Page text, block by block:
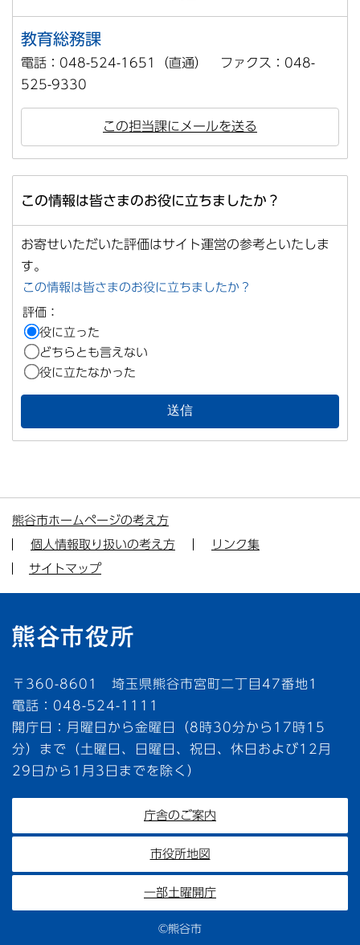
教育総務課
電話：048-524-1651（直通） ファクス：048-
525-9330
この担当課にメールを送る
この情報は皆さまのお役に立ちましたか？
お寄せいただいた評価はサイト運営の参考といたしま
す。
この情報は皆さまのお役に立ちましたか？
評価：
役に立った
どちらとも言えない
役に立たなかった
熊谷市ホームページの考え方
個人情報取り扱いの考え方
リンク集
サイトマップ
〒360-8601 埼玉県熊谷市宮町二丁目47番地1
電話：048-524-1111
開庁日：月曜日から金曜日（8時30分から17時15
分）まで（土曜日、日曜日、祝日、休日および12月
29日から1月3日までを除く）
庁舎のご案内
市役所地図
一部土曜開庁
©熊谷市